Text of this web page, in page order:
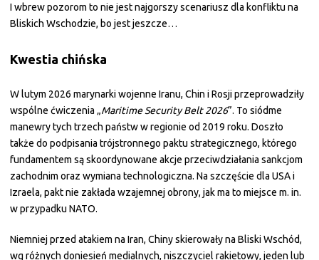
I wbrew pozorom to nie jest najgorszy scenariusz dla konfliktu na
Bliskich Wschodzie, bo jest jeszcze…
Kwestia chińska
W lutym 2026 marynarki wojenne Iranu, Chin i Rosji przeprowadziły
wspólne ćwiczenia „Maritime Security Belt 2026”. To siódme
manewry tych trzech państw w regionie od 2019 roku. Doszło
także do podpisania trójstronnego paktu strategicznego, którego
fundamentem są skoordynowane akcje przeciwdziałania sankcjom
zachodnim oraz wymiana technologiczna. Na szczęście dla USA i
Izraela, pakt nie zakłada wzajemnej obrony, jak ma to miejsce m. in.
w przypadku NATO.
Niemniej przed atakiem na Iran, Chiny skierowały na Bliski Wschód,
wg różnych doniesień medialnych, niszczyciel rakietowy, jeden lub